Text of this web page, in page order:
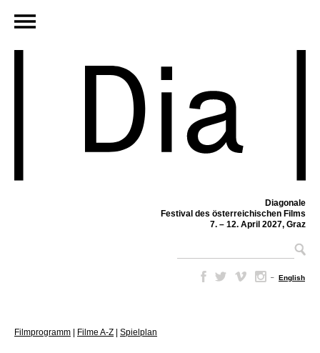
Diagonale
Festival des österreichischen Films
7. – 12. April 2027, Graz
– English
Filmprogramm Filme A-Z Spielplan